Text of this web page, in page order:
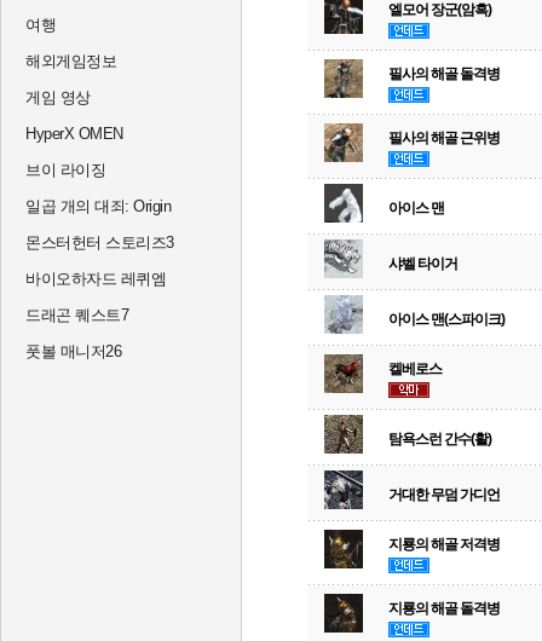
여행
해외게임정보
게임 영상
HyperX OMEN
브이 라이징
일곱 개의 대죄: Origin
몬스터헌터 스토리즈3
바이오하자드 레퀴엠
드래곤 퀘스트7
풋볼 매니저26
엘모어 장군(암흑)
필사의 해골 돌격병
필사의 해골 근위병
아이스 맨
샤벨 타이거
아이스 맨(스파이크)
켈베로스
탐욕스런 간수(활)
거대한 무덤 가디언
지룡의 해골 저격병
지룡의 해골 돌격병